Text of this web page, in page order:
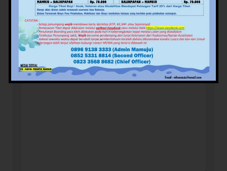
Tinggalkan Balasan
Alamat email Anda tidak akan dipublikasikan. Ruas
yang wajib ditandai*
Komentar*